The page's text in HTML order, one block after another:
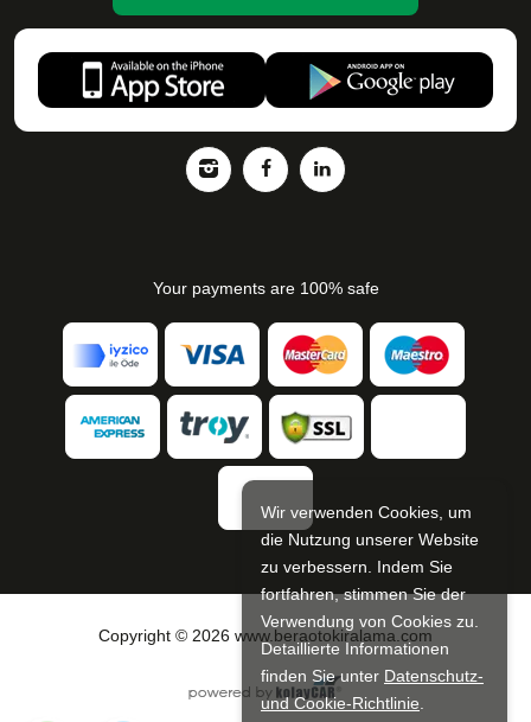
Your payments are 100% safe
Wir verwenden Cookies, um
die Nutzung unserer Website
zu verbessern. Indem Sie
fortfahren, stimmen Sie der
Verwendung von Cookies zu.
Detaillierte Informationen
finden Sie unter Datenschutz-
und Cookie-Richtlinie
Copyright © 2026 www.beraotokiralama.com